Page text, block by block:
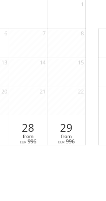
1
6 7 8
13 14 15
20 21 22
28
from
EUR 996
29
from
EUR 996